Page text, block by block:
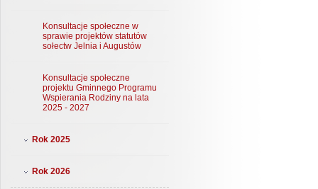
Konsultacje społeczne w
sprawie projektów statutów
sołectw Jelnia i Augustów
Konsultacje społeczne
projektu Gminnego Programu
Wspierania Rodziny na lata
2025 - 2027
Rok 2025
Rok 2026